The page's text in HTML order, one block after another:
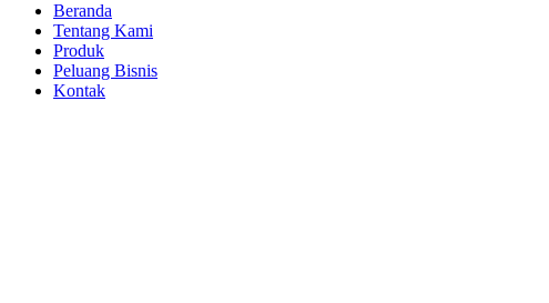
Beranda
Tentang Kami
Produk
Peluang Bisnis
Kontak